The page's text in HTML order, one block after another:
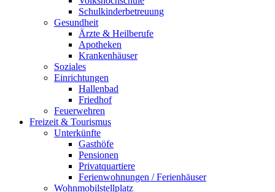
Schulkinderbetreuung
Gesundheit
Ärzte & Heilberufe
Apotheken
Krankenhäuser
Soziales
Einrichtungen
Hallenbad
Friedhof
Feuerwehren
Freizeit & Tourismus
Unterkünfte
Gasthöfe
Pensionen
Privatquartiere
Ferienwohnungen / Ferienhäuser
Wohnmobilstellplatz